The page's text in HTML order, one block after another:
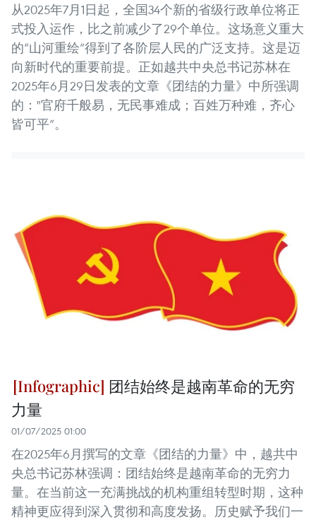
从2025年7月1日起，全国34个新的省级行政单位将正
式投入运作，比之前减少了29个单位。这场意义重大
的“山河重绘”得到了各阶层人民的广泛支持。这是迈
向新时代的重要前提。正如越共中央总书记苏林在
2025年6月29日发表的文章《团结的力量》中所强调
的："官府千般易，无民事难成；百姓万种难，齐心
皆可平”。
团结始终是越南革命的无穷
力量
01/07/2025 01:00
在2025年6月撰写的文章《团结的力量》中，越共中
央总书记苏林强调：团结始终是越南革命的无穷力
量。在当前这一充满挑战的机构重组转型时期，这种
精神更应得到深入贯彻和高度发扬。历史赋予我们一